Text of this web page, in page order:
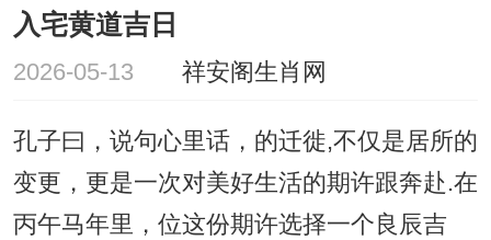
入宅黄道吉日
2026-05-13 祥安阁生肖网
孔子曰，说句心里话，的迁徙,不仅是居所的
变更，更是一次对美好生活的期许跟奔赴.在
丙午马年里，位这份期许选择一个良辰吉